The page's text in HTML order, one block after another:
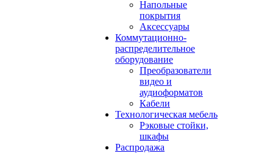
Напольные
покрытия
Аксессуары
Коммутационно-
распределительное
оборудование
Преобразователи
видео и
аудиоформатов
Кабели
Технологическая мебель
Рэковые стойки,
шкафы
Распродажа